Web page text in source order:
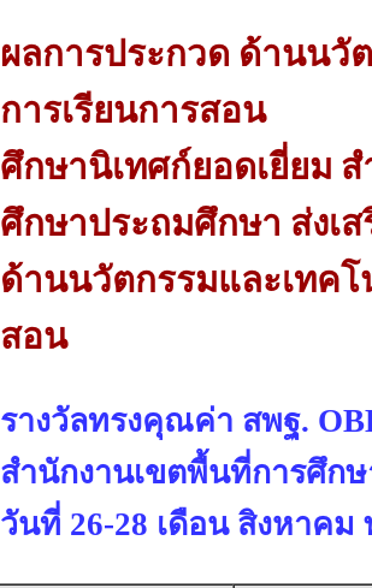
ผลการประกวด ด้านนวั
การเรียนการสอน
ศึกษานิเทศก์ยอดเยี่ยม
ศึกษาประถมศึกษา ส่งเ
ด้านนวัตกรรมและเทคโ
สอน
รางวัลทรงคุณค่า สพฐ.
สำนักงานเขตพื้นที่การศึก
วันที่ 26-28 เดือน สิงหาคม